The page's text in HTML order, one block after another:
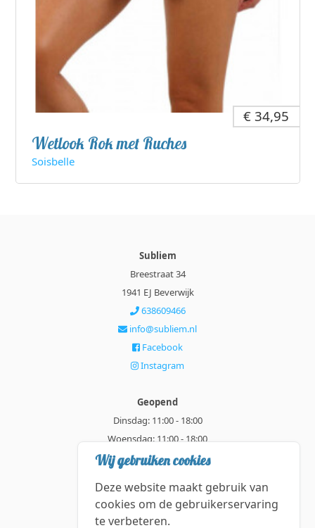
€ 34,95
Wetlook Rok met Ruches
Soisbelle
Subliem
Breestraat 34
1941 EJ Beverwijk
638609466
info@subliem.nl
Facebook
Instagram
Geopend
Dinsdag: 11:00 - 18:00
Woensdag: 11:00 - 18:00
Donderdag: 11:00 - 21:00
Zaterdag: 11:00 - 18:00
Wij gebruiken cookies
Deze website maakt gebruik van
cookies om de gebruikerservaring
te verbeteren.